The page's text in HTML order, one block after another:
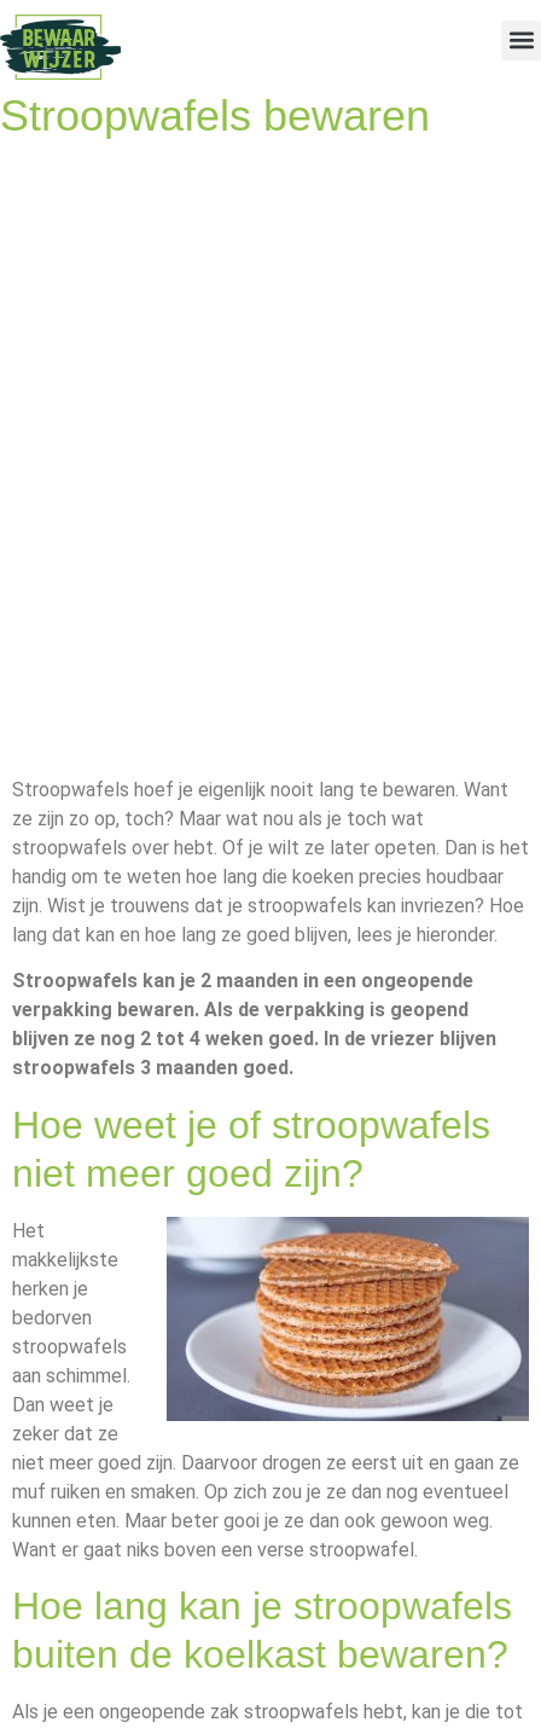
Stroopwafels bewaren
Stroopwafels hoef je eigenlijk nooit lang te bewaren. Want
ze zijn zo op, toch? Maar wat nou als je toch wat
stroopwafels over hebt. Of je wilt ze later opeten. Dan is het
handig om te weten hoe lang die koeken precies houdbaar
zijn. Wist je trouwens dat je stroopwafels kan invriezen? Hoe
lang dat kan en hoe lang ze goed blijven, lees je hieronder.
Stroopwafels kan je 2 maanden in een ongeopende
verpakking bewaren. Als de verpakking is geopend
blijven ze nog 2 tot 4 weken goed. In de vriezer blijven
stroopwafels 3 maanden goed.
Hoe weet je of stroopwafels
niet meer goed zijn?
Het
makkelijkste
herken je
bedorven
stroopwafels
aan schimmel.
Dan weet je
zeker dat ze
niet meer goed zijn. Daarvoor drogen ze eerst uit en gaan ze
muf ruiken en smaken. Op zich zou je ze dan nog eventueel
kunnen eten. Maar beter gooi je ze dan ook gewoon weg.
Want er gaat niks boven een verse stroopwafel.
Hoe lang kan je stroopwafels
buiten de koelkast bewaren?
Als je een ongeopende zak stroopwafels hebt, kan je die tot